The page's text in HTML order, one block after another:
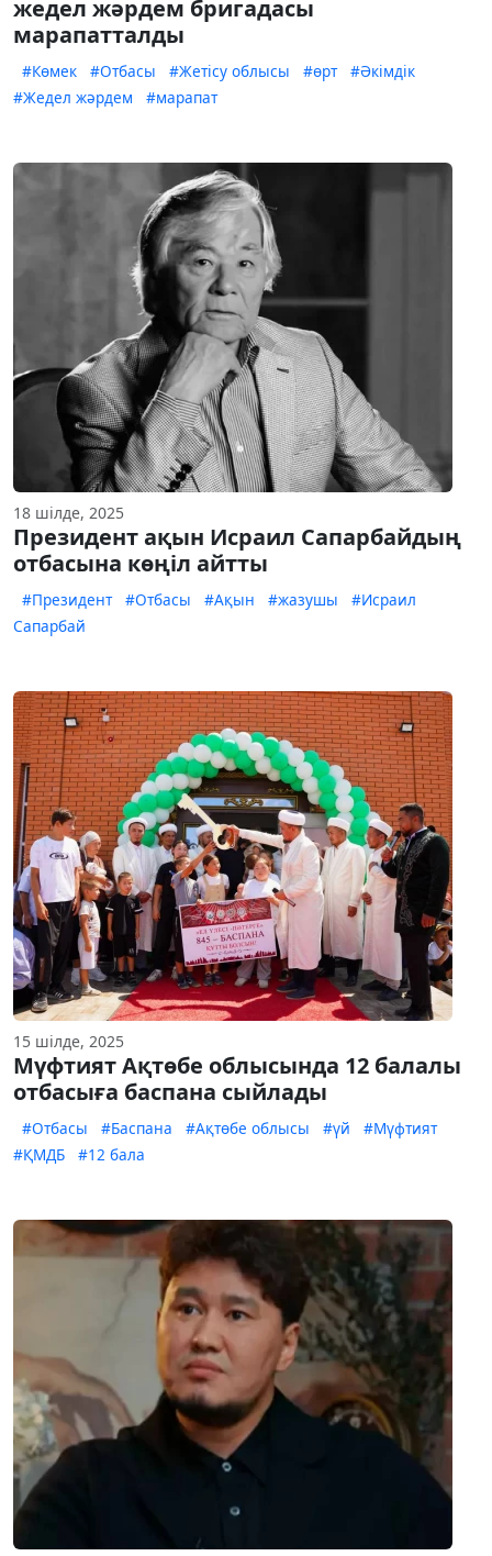
жедел жәрдем бригадасы
марапатталды
#Көмек #Отбасы #Жетісу облысы #өрт
#Әкімдік
#Жедел жәрдем
#марапат
18 шілде, 2025
Президент ақын Исраил Сапарбайдың
отбасына көңіл айтты
#Президент #Отбасы #Ақын #жазушы
#Исраил
Сапарбай
15 шілде, 2025
Мүфтият Ақтөбе облысында 12 балалы
отбасыға баспана сыйлады
#Отбасы #Баспана #Ақтөбе облысы #үй
#Мүфтият
#ҚМДБ
#12 бала